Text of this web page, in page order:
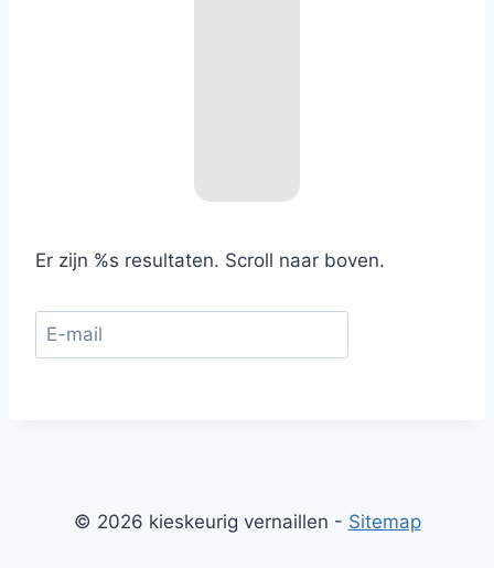
Er zijn %s resultaten. Scroll naar boven.
© 2026 kieskeurig vernaillen - Sitemap